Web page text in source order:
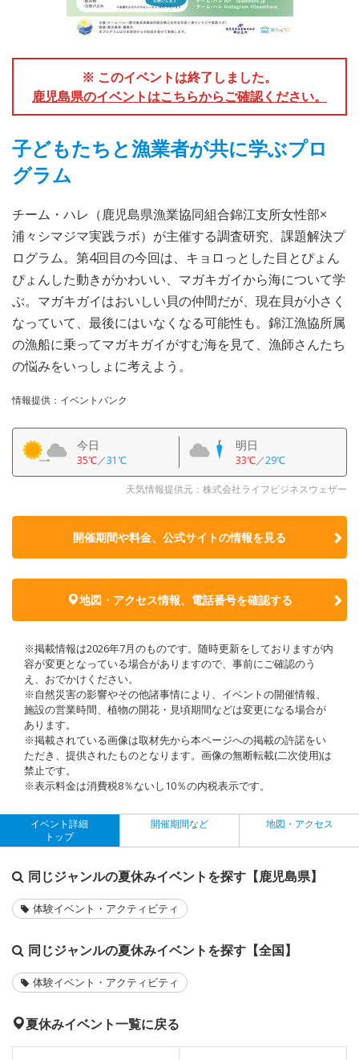
※ このイベントは終了しました。
鹿児島県のイベントはこちらからご確認ください。
子どもたちと漁業者が共に学ぶプロ
グラム
チーム・ハレ（鹿児島県漁業協同組合錦江支所女性部×
浦々シマジマ実践ラボ）が主催する調査研究、課題解決プ
ログラム。第4回目の今回は、キョロっとした目とぴょん
ぴょんした動きがかわいい、マガキガイから海について学
ぶ。マガキガイはおいしい貝の仲間だが、現在貝が小さく
なっていて、最後にはいなくなる可能性も。錦江漁協所属
の漁船に乗ってマガキガイがすむ海を見て、漁師さんたち
の悩みをいっしょに考えよう。
情報提供：イベントバンク
今日
35℃／31℃
明日
33℃／29℃
天気情報提供元：株式会社ライフビジネスウェザー
開催期間や料金、公式サイトの情報を見る
地図・アクセス情報、電話番号を確認する
※掲載情報は2026年7月のものです。随時更新をしておりますが内
容が変更となっている場合がありますので、事前にご確認のう
え、おでかけください。
※自然災害の影響やその他諸事情により、イベントの開催情報、
施設の営業時間、植物の開花・見頃期間などは変更になる場合が
あります。
※掲載されている画像は取材先から本ページへの掲載の許諾をい
ただき、提供されたものとなります。画像の無断転載(二次使用)は
禁止です。
※表示料金は消費税8％ないし10％の内税表示です。
イベント詳細
トップ
開催期間など 地図・アクセス
同じジャンルの夏休みイベントを探す【鹿児島県】
体験イベント・アクティビティ
同じジャンルの夏休みイベントを探す【全国】
体験イベント・アクティビティ
夏休みイベント一覧に戻る